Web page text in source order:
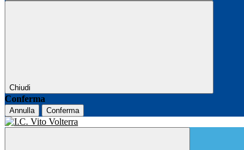
Chiudi
Conferma
Annulla Conferma